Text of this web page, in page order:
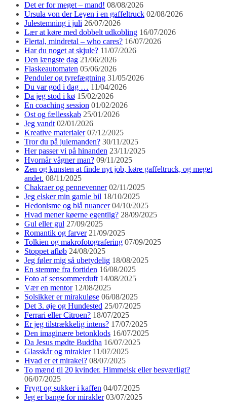
Det er for meget – mand! 08/08/2026
Ursula von der Leyen i en gaffeltruck 02/08/2026
Julestemning i juli 26/07/2026
Lær at køre med dobbelt udkobling 16/07/2026
Flertal, mindretal – who cares? 16/07/2026
Har du noget at skjule? 11/07/2026
Den længste dag 21/06/2026
Flaskeautomaten 05/06/2026
Penduler og tyrefægtning 31/05/2026
Du var god i dag … 11/04/2026
Da jeg stod i kø 15/02/2026
En coaching session 01/02/2026
Ost og fællesskab 25/01/2026
Jeg vandt 02/01/2026
Kreative materialer 07/12/2025
Tror du på julemanden? 30/11/2025
Her passer vi på hinanden 23/11/2025
Hvornår vågner man? 09/11/2025
Zen og kunsten at finde nyt job, køre gaffeltruck, og meget
andet. 08/11/2025
Chakraer og pennevenner 02/11/2025
Jeg elsker min gamle bil 18/10/2025
Hedonisme og blå nuancer 04/10/2025
Hvad mener køerne egentlig? 28/09/2025
Gul eller gul 27/09/2025
Romantik og farver 21/09/2025
Tolkien og makrofotografering 07/09/2025
Stoppet afløb 24/08/2025
Jeg føler mig så ubetydelig 18/08/2025
En stemme fra fortiden 16/08/2025
Foto af sensommerduft 14/08/2025
Vær en mentor 12/08/2025
Solsikker er mirakuløse 06/08/2025
Det 3. øje og Hundested 25/07/2025
Ferrari eller Citroen? 18/07/2025
Er jeg tilstrækkelig intens? 17/07/2025
Den imaginære betonklods 16/07/2025
Da Jesus mødte Buddha 16/07/2025
Glasskår og mirakler 11/07/2025
Hvad er et mirakel? 08/07/2025
To mænd til 20 kvinder. Himmelsk eller besværligt?
06/07/2025
Frygt og sukker i kaffen 04/07/2025
Jeg er bange for mirakler 03/07/2025